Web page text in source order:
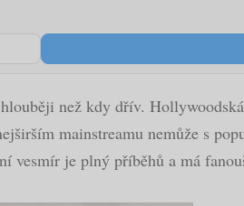
než kdy dřív.
mainstreamu nemůže s
je plný příběhů a má